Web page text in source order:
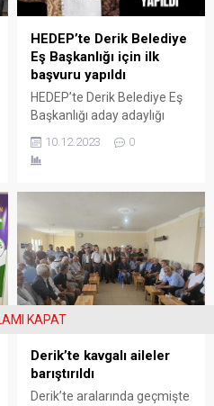
HEDEP’te Derik Belediye
Eş Başkanlığı için ilk
başvuru yapıldı
HEDEP’te Derik Belediye Eş
Başkanlığı aday adaylığı
başvuran ilk isim Emira Er
oldu.
10.12.2023 0
Derik’te kavgalı aileler
barıştırıldı
Derik’te aralarında geçmişte
KAPAT